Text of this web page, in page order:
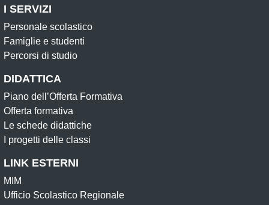
I SERVIZI
Personale scolastico
Famiglie e studenti
Percorsi di studio
DIDATTICA
Piano dell’Offerta Formativa
Offerta formativa
Le schede didattiche
I progetti delle classi
LINK ESTERNI
MIM
Ufficio Scolastico Regionale